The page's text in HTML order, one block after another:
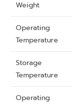
Weight
Operating
Temperature
Storage
Temperature
Operating